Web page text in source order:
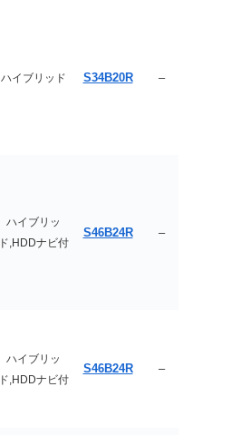
ハイブリッド S34B20R –
ハイブリッ
ド,HDDナビ付
S46B24R –
ハイブリッ
ド,HDDナビ付
S46B24R –